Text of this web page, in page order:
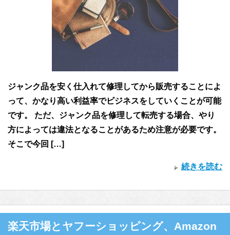
ジャンク品を安く仕入れて修理してから販売することによ
って、かなり高い利益率でビジネスをしていくことが可能
です。 ただ、ジャンク品を修理して転売する場合、やり
方によっては違法となることがあるため注意が必要です。
そこで今回 […]
続きを読む
楽天市場とヤフーショッピング、Amazon